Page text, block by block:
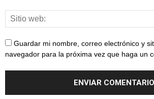
Guardar mi nombre, correo electrónico y
navegador para la próxima vez que haga un